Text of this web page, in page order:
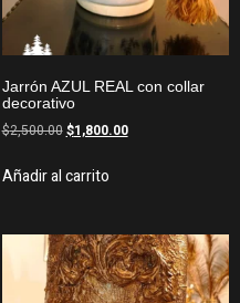
Jarrón AZUL REAL con collar
decorativo
$2,500.00$1,800.00
Añadir al carrito